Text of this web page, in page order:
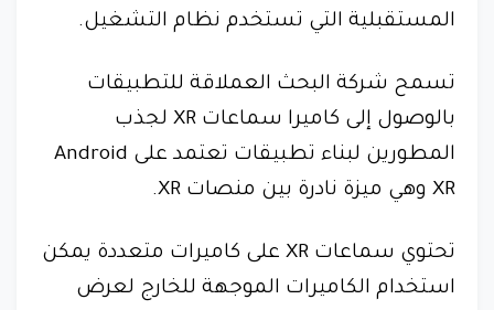
المستقبلية التي تستخدم نظام التشغيل.
تسمح شركة البحث العملاقة للتطبيقات
بالوصول إلى كاميرا سماعات XR لجذب
المطورين لبناء تطبيقات تعتمد على Android
XR وهي ميزة نادرة بين منصات XR.
تحتوي سماعات XR على كاميرات متعددة يمكن
استخدام الكاميرات الموجهة للخارج لعرض